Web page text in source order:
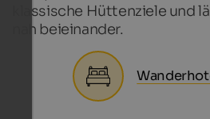
klassische Hüttenziele und
nah beieinander.